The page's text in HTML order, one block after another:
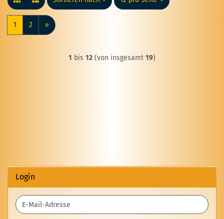
1 2 »
1 bis 12 (von insgesamt 19)
Login
E-
Mail-